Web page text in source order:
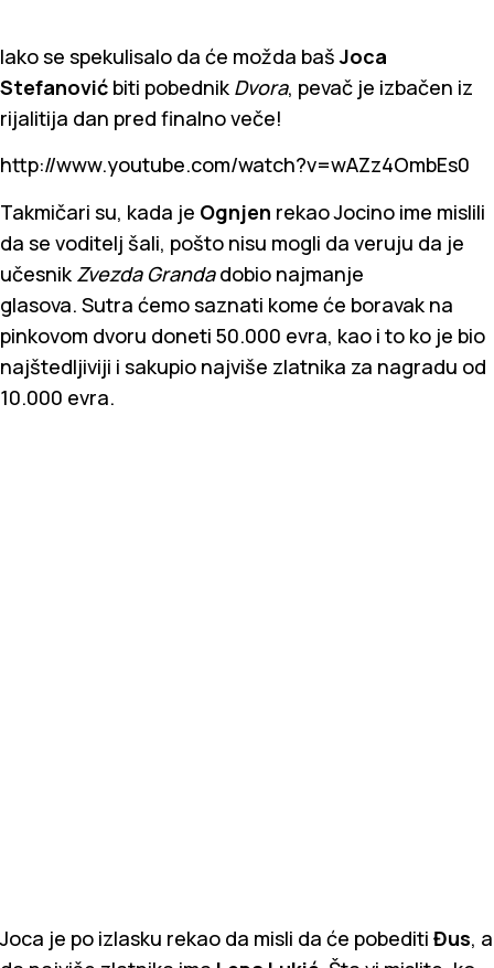
Iako se spekulisalo da će možda bašJoca
Stefanović biti pobednik Dvora, pevač je izbačen iz
rijalitija dan pred finalno veče!
http://www.youtube.com/watch?v=wAZz4OmbEs0
Takmičari su, kada je Ognjen rekao Jocino ime mislili
da se voditelj šali, pošto nisu mogli da veruju da je
učesnik Zvezda Grandadobio najmanje
glasova. Sutra ćemo saznati kome će boravak na
pinkovom dvoru doneti 50.000 evra, kao i to ko je bio
najštedljiviji i sakupio najviše zlatnika za nagradu od
10.000 evra.
Joca je po izlasku rekao da misli da će pobediti Đus, a